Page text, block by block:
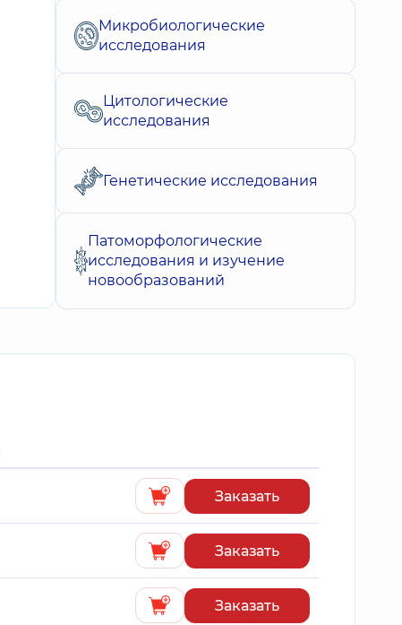
Микробиологические
исследования
Цитологические
исследования
Генетические исследования
Патоморфологические
исследования и изучение
новообразований
Заказать
Заказать
Заказать